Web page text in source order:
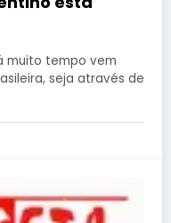
muito tempo vem
seja através de